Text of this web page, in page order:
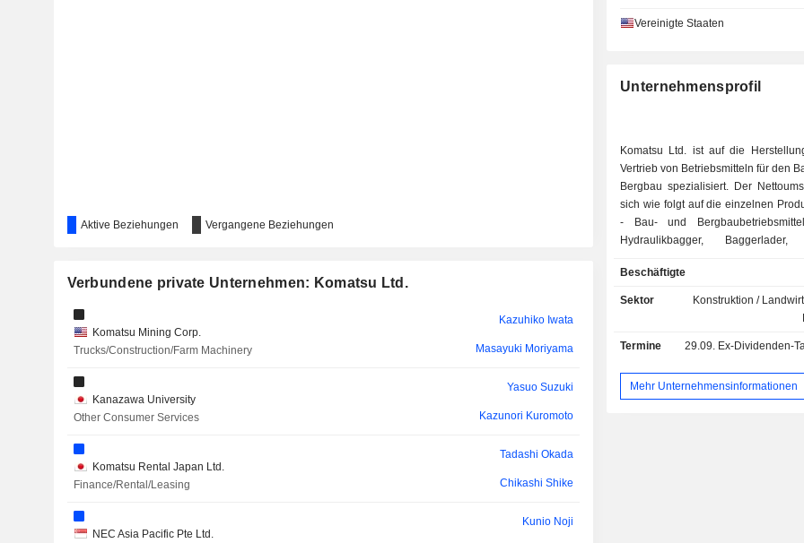
TOKYO RADIATOR MFG.CO.,LTD.
MINERGY LIMITED
Aktive Beziehungen Vergangene Beziehungen
Verbundene private Unternehmen: Komatsu Ltd.
Komatsu Mining Corp.
Trucks/Construction/Farm Machinery
Kazuhiko Iwata
Masayuki Moriyama
Kanazawa University
Other Consumer Services
Yasuo Suzuki
Kazunori Kuromoto
Komatsu Rental Japan Ltd.
Finance/Rental/Leasing
Tadashi Okada
Chikashi Shike
NEC Asia Pacific Pte Ltd.
Kunio Noji
Vereinigte Staaten
Unternehmensprofil
Komatsu Ltd. ist auf die
Vertrieb von Betriebsmitteln für den
Bergbau spezialisiert. Der
sich wie folgt auf die einzelnen
- Bau- und
Hydraulikbagger, Baggerlader,
Tunnelbau, Planierraupen,
Sonstige (6,6%):
Industriemaschinen
restlichen Umsätze (2,1%)
verteilt sich geographisch wie
(13,9%), China (4,7%), Asien und
Beschäftigte
Sektor
Konstruktion /
Termine 29.09. Ex-Dividenden-
Mehr Unternehmensinformationen